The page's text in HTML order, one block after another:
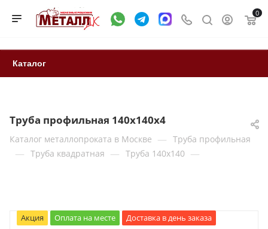
0
Каталог
Труба профильная 140х140x4
Каталог металлопроката в Москве — Труба профильная
— Труба квадратная — Труба 140x140 —
Акция Оплата на месте Доставка в день заказа